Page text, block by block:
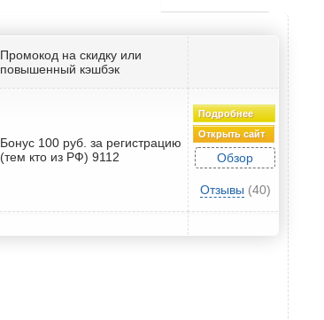
Промокод на скидку или
повышенный кэшбэк
Бонус 100 руб. за регистрацию
(тем кто из РФ) 9112
Подробнее
Открыть сайт
Обзор
Отзывы (40)